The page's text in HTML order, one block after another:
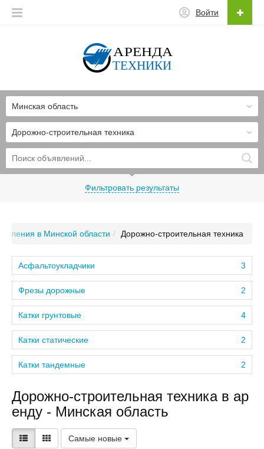
Войти
Дорожно-строительная техника
Минская область
Фильтровать результаты
в Минской области Дорожно-строительная техника
3
Асфальтоукладчики
2
Фрезы дорожные
4
Катки грунтовые
2
Катки статические
2
Катки тандемные
Дорожно-строительная техника в ар
енду - Минская область
Самые новые